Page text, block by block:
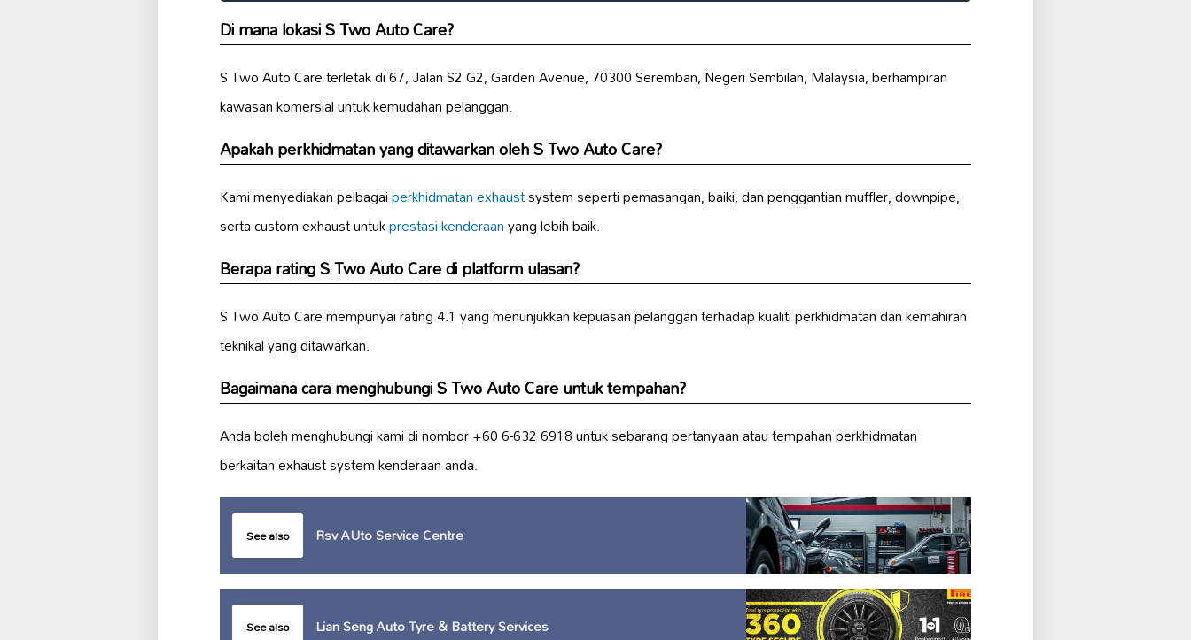
Di mana lokasi S Two Auto Care?
S Two Auto Care terletak di 67, Jalan S2 G2, Garden Avenue, 70300 Seremban, Negeri Sembilan, Malaysia, berhampiran
kawasan komersial untuk kemudahan pelanggan.
Apakah perkhidmatan yang ditawarkan oleh S Two Auto Care?
Kami menyediakan pelbagaiperkhidmatan exhaustsystem seperti pemasangan, baiki, dan penggantian muffler, downpipe,
serta custom exhaust untukprestasi kenderaanyang lebih baik.
Berapa rating S Two Auto Care di platform ulasan?
S Two Auto Care mempunyai rating 4.1 yang menunjukkan kepuasan pelanggan terhadap kualiti perkhidmatan dan kemahiran
teknikal yang ditawarkan.
Bagaimana cara menghubungi S Two Auto Care untuk tempahan?
Anda boleh menghubungi kami di nombor +60 6-632 6918 untuk sebarang pertanyaan atau tempahan perkhidmatan
berkaitan exhaust system kenderaan anda.
See also Rsv AUto Service Centre
See also Lian Seng Auto Tyre & Battery Services